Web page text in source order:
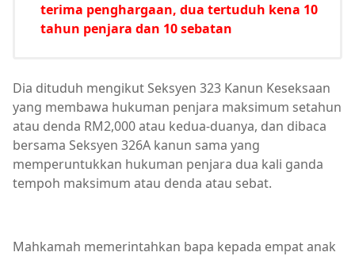
terima penghargaan, dua tertuduh kena 10
tahun penjara dan 10 sebatan
Dia dituduh mengikut Seksyen 323 Kanun Keseksaan
yang membawa hukuman penjara maksimum setahun
atau denda RM2,000 atau kedua-duanya, dan dibaca
bersama Seksyen 326A kanun sama yang
memperuntukkan hukuman penjara dua kali ganda
tempoh maksimum atau denda atau sebat.
Mahkamah memerintahkan bapa kepada empat anak